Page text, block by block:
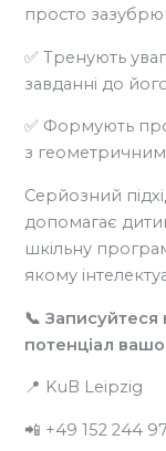
просто
✅ Тренують
завданні до
✅ Формують
з
Серйозний
допомагає
шкільну
якому
📞
потенціал
📍 KuB Leipzig
📲 +49 152 244